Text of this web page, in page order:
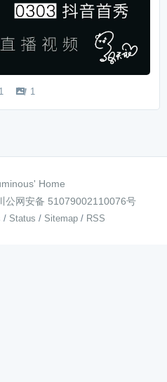
1  1
Home
公网安备 51079002110076号
/ Status / Sitemap / RSS